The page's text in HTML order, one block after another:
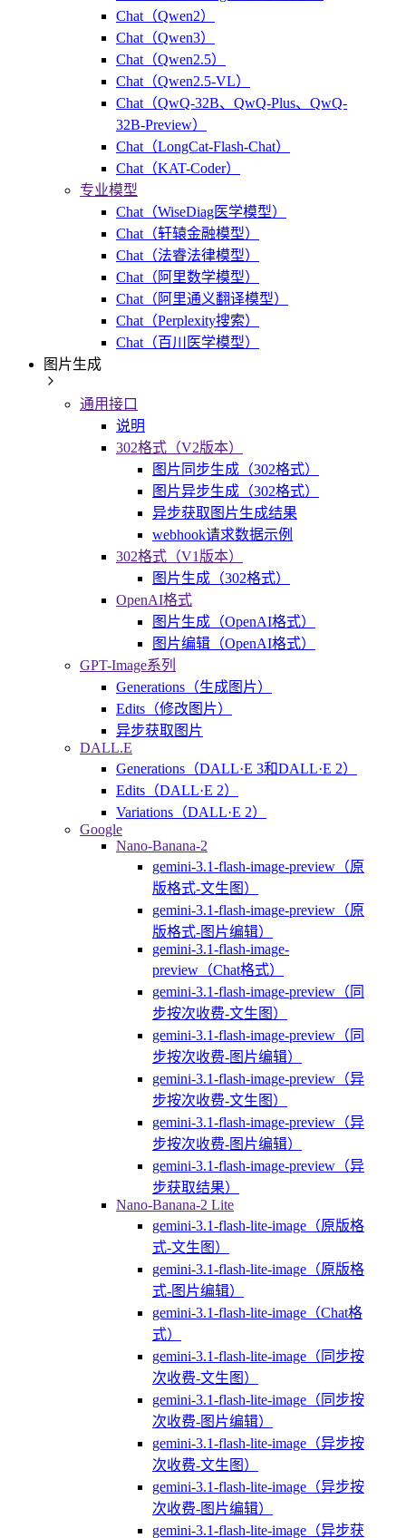
Chat（Qwen2）
Chat（Qwen3）
Chat（Qwen2.5）
Chat（Qwen2.5-VL）
Chat（QwQ-32B、QwQ-Plus、QwQ-
32B-Preview）
Chat（LongCat-Flash-Chat）
Chat（KAT-Coder）
专业模型
Chat（WiseDiag医学模型）
Chat（轩辕金融模型）
Chat（法睿法律模型）
Chat（阿里数学模型）
Chat（阿里通义翻译模型）
Chat（Perplexity搜索）
Chat（百川医学模型）
图片生成
通用接口
说明
302格式（V2版本）
图片同步生成（302格式）
图片异步生成（302格式）
异步获取图片生成结果
webhook请求数据示例
302格式（V1版本）
图片生成（302格式）
OpenAI格式
图片生成（OpenAI格式）
图片编辑（OpenAI格式）
GPT-Image系列
Generations（生成图片）
Edits（修改图片）
异步获取图片
DALL.E
Generations（DALL·E 3和DALL·E 2）
Edits（DALL·E 2）
Variations（DALL·E 2）
Google
Nano-Banana-2
gemini-3.1-flash-image-preview（原
版格式-文生图）
gemini-3.1-flash-image-preview（原
版格式-图片编辑）
gemini-3.1-flash-image-
preview（Chat格式）
gemini-3.1-flash-image-preview（同
步按次收费-文生图）
gemini-3.1-flash-image-preview（同
步按次收费-图片编辑）
gemini-3.1-flash-image-preview（异
步按次收费-文生图）
gemini-3.1-flash-image-preview（异
步按次收费-图片编辑）
gemini-3.1-flash-image-preview（异
步获取结果）
Nano-Banana-2 Lite
gemini-3.1-flash-lite-image（原版格
式-文生图）
gemini-3.1-flash-lite-image（原版格
式-图片编辑）
gemini-3.1-flash-lite-image（Chat格
式）
gemini-3.1-flash-lite-image（同步按
次收费-文生图）
gemini-3.1-flash-lite-image（同步按
次收费-图片编辑）
gemini-3.1-flash-lite-image（异步按
次收费-文生图）
gemini-3.1-flash-lite-image（异步按
次收费-图片编辑）
gemini-3.1-flash-lite-image（异步获